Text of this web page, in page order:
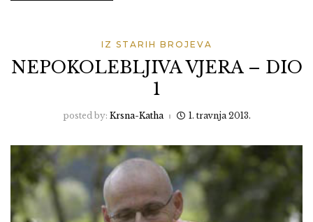
IZ STARIH BROJEVA
NEPOKOLEBLJIVA VJERA – DIO
1
posted by: Krsna-Katha 1. travnja 2013.